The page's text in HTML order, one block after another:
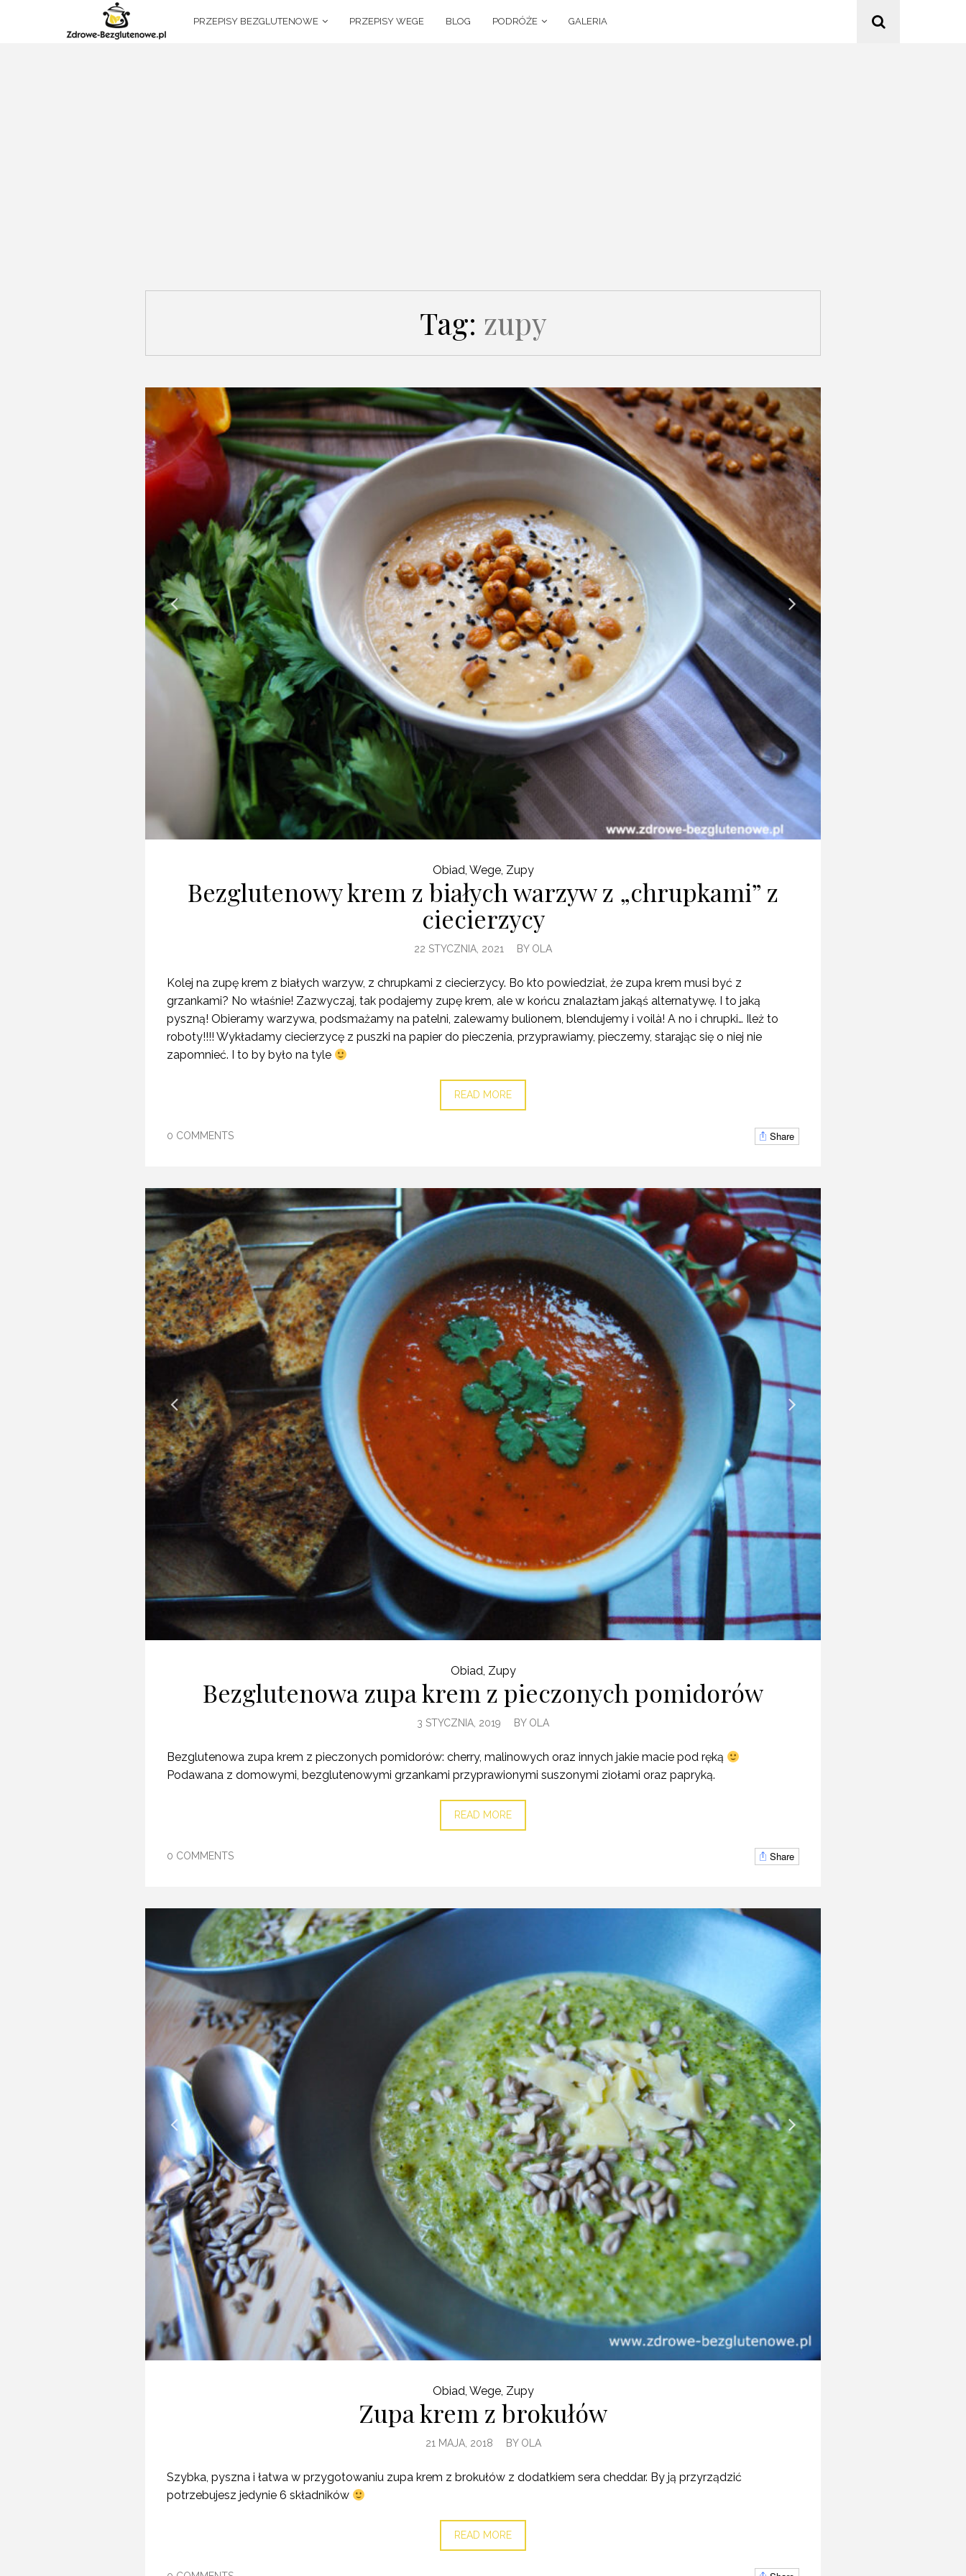
PRZEPISY BEZGLUTENOWE PRZEPISY WEGE BLOG PODRÓŻE GALERIA
Tag: zupy
Obiad, Wege, Zupy
Bezglutenowy krem z białych warzyw z „chrupkami” z
ciecierzycy
22 STYCZNIA, 2021 BY OLA
Kolej na zupę krem z białych warzyw, z chrupkami z ciecierzycy. Bo kto powiedział, że zupa krem musi być z
grzankami? No właśnie! Zazwyczaj, tak podajemy zupę krem, ale w końcu znalazłam jakąś alternatywę. I to jaką
pyszną! Obieramy warzywa, podsmażamy na patelni, zalewamy bulionem, blendujemy i voilà! A no i chrupki… Ileż to
roboty!!!! Wykładamy ciecierzycę z puszki na papier do pieczenia, przyprawiamy, pieczemy, starając się o niej nie
zapomnieć. I to by było na tyle
READ MORE
0 COMMENTS Share
Obiad, Zupy
Bezglutenowa zupa krem z pieczonych pomidorów
3 STYCZNIA, 2019 BY OLA
Bezglutenowa zupa krem z pieczonych pomidorów: cherry, malinowych oraz innych jakie macie pod ręką
Podawana z domowymi, bezglutenowymi grzankami przyprawionymi suszonymi ziołami oraz papryką.
READ MORE
0 COMMENTS Share
Obiad, Wege, Zupy
Zupa krem z brokułów
21 MAJA, 2018 BY OLA
Szybka, pyszna i łatwa w przygotowaniu zupa krem z brokułów z dodatkiem sera cheddar. By ją przyrządzić
potrzebujesz jedynie 6 składników
READ MORE